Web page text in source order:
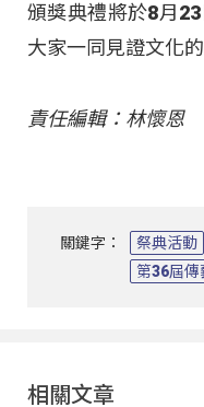
頒獎典禮將於8月
大家一同見證文化
責任編輯：林懷恩
關鍵字： 祭典活動
第36屆傳
相關文章